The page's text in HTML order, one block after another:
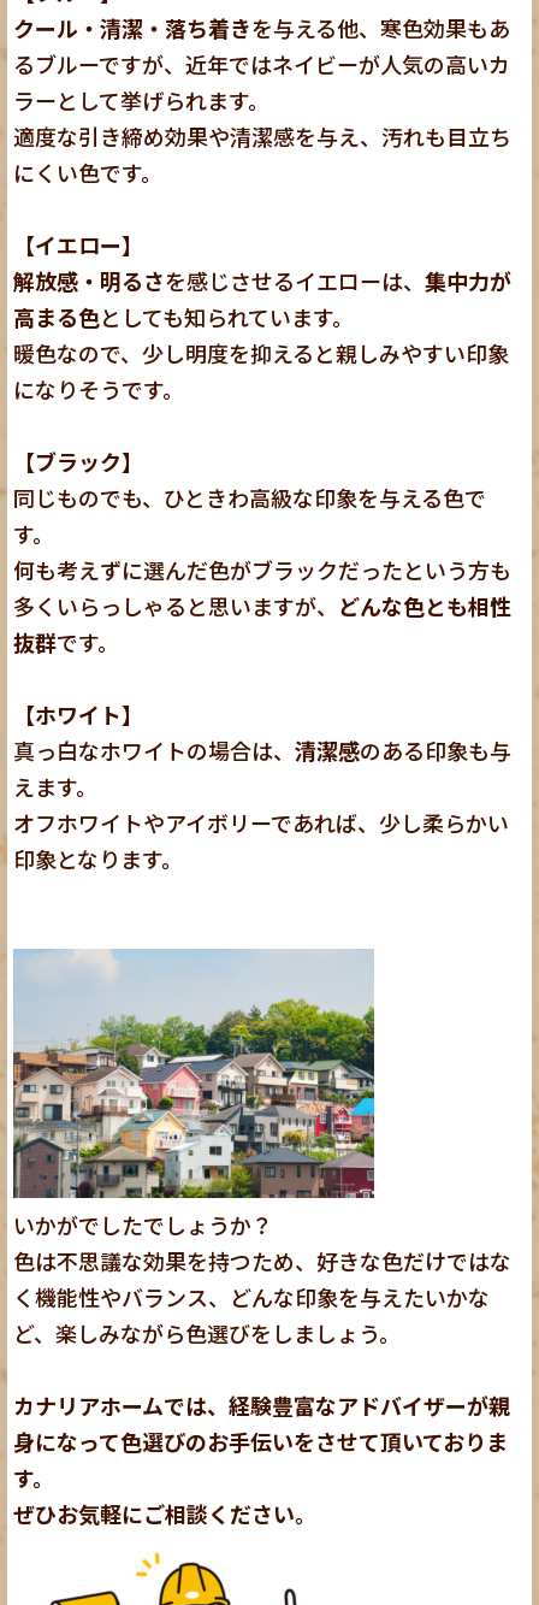
クール・清潔・落ち着きを与える他、寒色効果もあ
るブルーですが、近年ではネイビーが人気の高いカ
ラーとして挙げられます。
適度な引き締め効果や清潔感を与え、汚れも目立ち
にくい色です。
【イエロー】
解放感・明るさを感じさせるイエローは、集中力が
高まる色としても知られています。
暖色なので、少し明度を抑えると親しみやすい印象
になりそうです。
【ブラック】
同じものでも、ひときわ高級な印象を与える色で
す。
何も考えずに選んだ色がブラックだったという方も
多くいらっしゃると思いますが、 どんな色とも相性
抜群です。
【ホワイト】
真っ白なホワイトの場合は、清潔感のある印象も与
えます。
オフホワイトやアイボリーであれば、少し柔らかい
印象となります。
いかがでしたでしょうか？
色は不思議な効果を持つため、好きな色だけではな
く機能性やバランス、どんな印象を与えたいかな
ど、楽しみながら色選びをしましょう。
カナリアホームでは、経験豊富なアドバイザーが親
身になって色選びのお手伝いをさせて頂いておりま
す。
ぜひお気軽にご相談ください。